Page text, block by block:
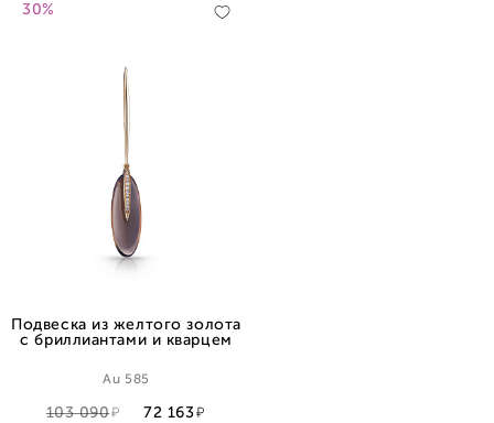
30%
Подвеска из желтого золота
с бриллиантами и кварцем
Au 585
103 090
72 163